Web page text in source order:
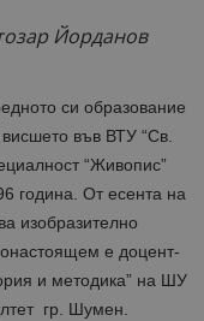
Йорданов
си образование
във ВТУ “Св.
“Живопис”
година. От есента на
изобразително
е доцент-
и методика” на ШУ
гр. Шумен.